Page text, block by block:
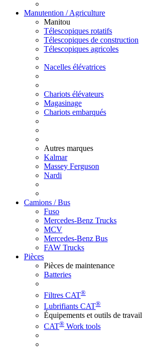
Manutention / Agriculture
Manitou
Télescopiques rotatifs
Télescopiques de construction
Télescopiques agricoles
Nacelles élévatrices
Chariots élévateurs
Magasinage
Chariots embarqués
Autres marques
Kalmar
Massey Ferguson
Nardi
Camions / Bus
Fuso
Mercedes-Benz Trucks
MCV
Mercedes-Benz Bus
FAW Trucks
Pièces
Pièces de maintenance
Batteries
Filtres CAT®
Lubrifiants CAT®
Équipements et outils de travail
CAT® Work tools